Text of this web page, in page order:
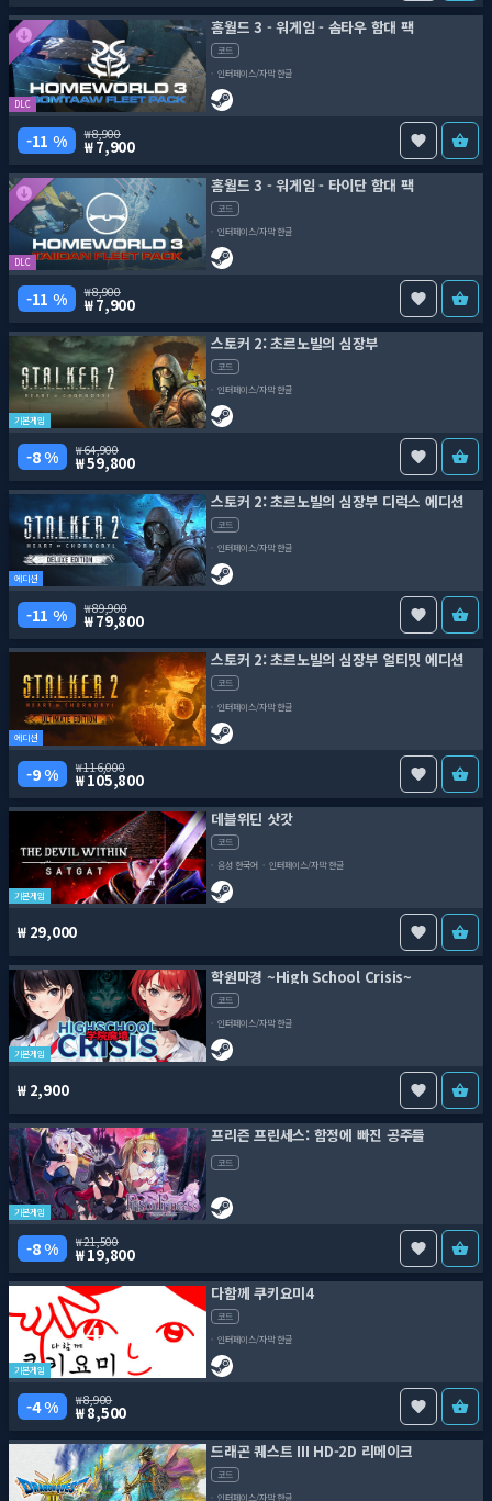
DLC
홈월드 3 - 워게임 - 솜타우 함대 팩
코드
인터페이스/자막 한글
11 % 8,900
7,900
DLC
홈월드 3 - 워게임 - 타이단 함대 팩
코드
인터페이스/자막 한글
11 % 8,900
7,900
기본게임
스토커 2: 초르노빌의 심장부
코드
인터페이스/자막 한글
8 % 64,900
59,800
에디션
스토커 2: 초르노빌의 심장부 디럭스 에디션
코드
인터페이스/자막 한글
11 % 89,900
79,800
에디션
스토커 2: 초르노빌의 심장부 얼티밋 에디션
코드
인터페이스/자막 한글
9 % 116,000
105,800
기본게임
데블위딘 삿갓
코드
음성 한국어
인터페이스/자막 한글
29,000
기본게임
학원마경 ~High School Crisis~
코드
인터페이스/자막 한글
2,900
기본게임
프리즌 프린세스: 함정에 빠진 공주들
코드
8 % 21,500
19,800
기본게임
다함께 쿠키요미4
코드
인터페이스/자막 한글
4 % 8,900
8,500
드래곤 퀘스트 III HD-2D 리메이크
코드
인터페이스/자막 한글